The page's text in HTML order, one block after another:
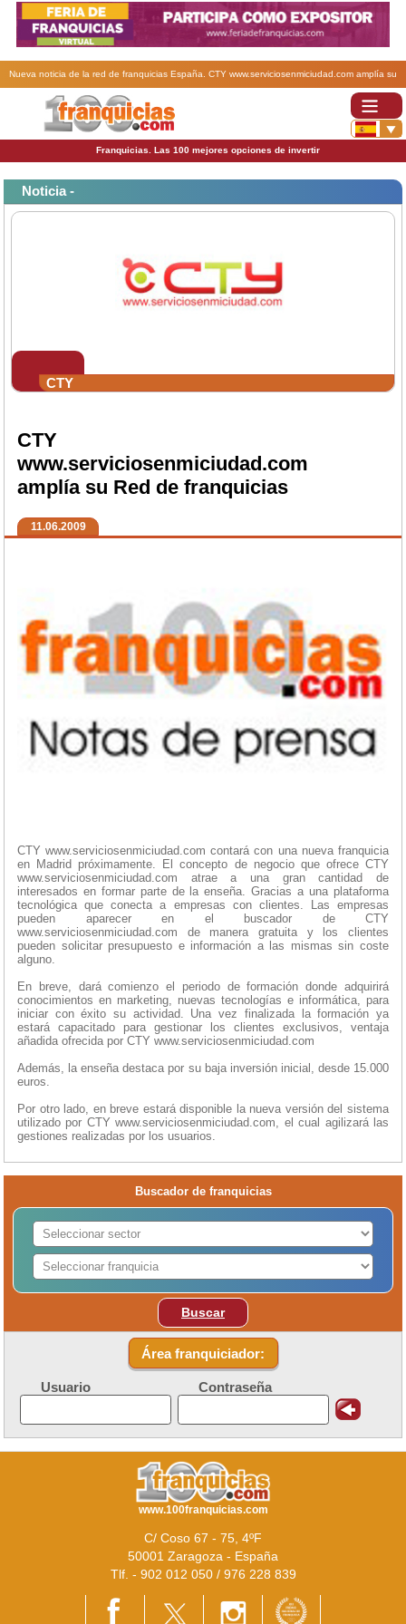
Nueva noticia de la red de franquicias España. CTY www.serviciosenmiciudad.com amplía su
Franquicias. Las 100 mejores opciones de invertir
Noticia -
CTY
CTY
www.serviciosenmiciudad.com
amplía su Red de franquicias
11.06.2009
CTY www.serviciosenmiciudad.com contará con una nueva franquicia
en Madrid próximamente. El concepto de negocio que ofrece CTY
www.serviciosenmiciudad.com atrae a una gran cantidad de
interesados en formar parte de la enseña. Gracias a una plataforma
tecnológica que conecta a empresas con clientes. Las empresas
pueden aparecer en el buscador de CTY
www.serviciosenmiciudad.com de manera gratuita y los clientes
pueden solicitar presupuesto e información a las mismas sin coste
alguno.
En breve, dará comienzo el periodo de formación donde adquirirá
conocimientos en marketing, nuevas tecnologías e informática, para
iniciar con éxito su actividad. Una vez finalizada la formación ya
estará capacitado para gestionar los clientes exclusivos, ventaja
añadida ofrecida por CTY www.serviciosenmiciudad.com
Además, la enseña destaca por su baja inversión inicial, desde 15.000
euros.
Por otro lado, en breve estará disponible la nueva versión del sistema
utilizado por CTY www.serviciosenmiciudad.com, el cual agilizará las
gestiones realizadas por los usuarios.
Buscador de franquicias
Buscar
Área franquiciador:
Usuario Contraseña
www.100franquicias.com
C/ Coso 67 - 75, 4ºF
50001 Zaragoza - España
Tlf. - 902 012 050 / 976 228 839